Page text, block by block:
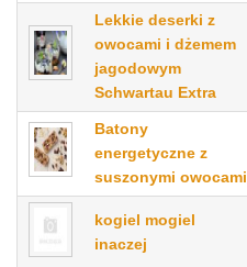
Lekkie deserki z
owocami i dżemem
jagodowym
Schwartau Extra
Batony
energetyczne z
suszonymi owocami
kogiel mogiel
inaczej